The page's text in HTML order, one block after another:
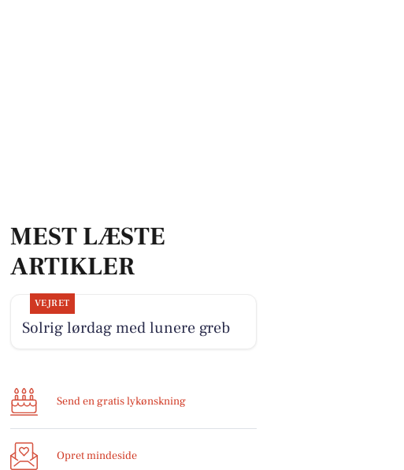
MEST LÆSTE
ARTIKLER
VEJRET
Solrig lørdag med lunere greb
Send en gratis lykønskning
Opret mindeside